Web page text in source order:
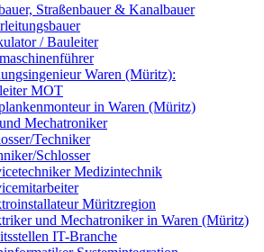
Straßenbauer & Kanalbauer
/ Bauleiter
Waren (Müritz):
MOT
in Waren (Müritz)
Mechatroniker
Techniker
Schlosser
Medizintechnik
Müritzregion
und Mechatroniker in Waren (Müritz)
IT-Branche